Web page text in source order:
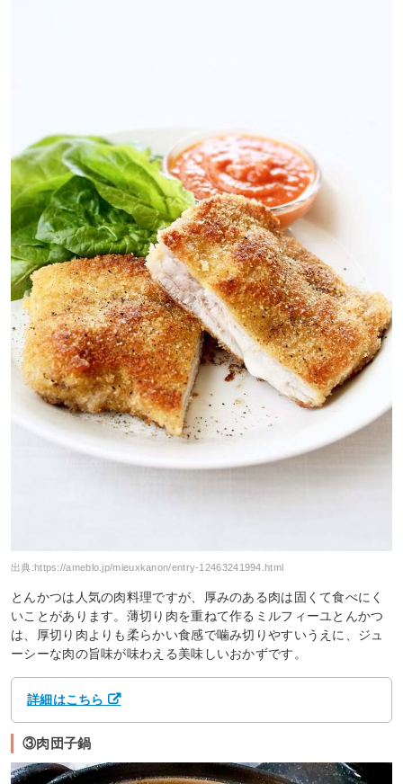
出典:https://ameblo.jp/mieuxkanon/entry-12463241994.html
とんかつは人気の肉料理ですが、厚みのある肉は固くて食べにく
いことがあります。薄切り肉を重ねて作るミルフィーユとんかつ
は、厚切り肉よりも柔らかい食感で噛み切りやすいうえに、ジュ
ーシーな肉の旨味が味わえる美味しいおかずです。
詳細はこちら
③肉団子鍋